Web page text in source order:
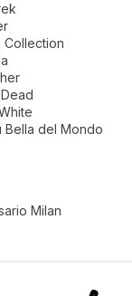
Collection
Bella del Mondo
Milan